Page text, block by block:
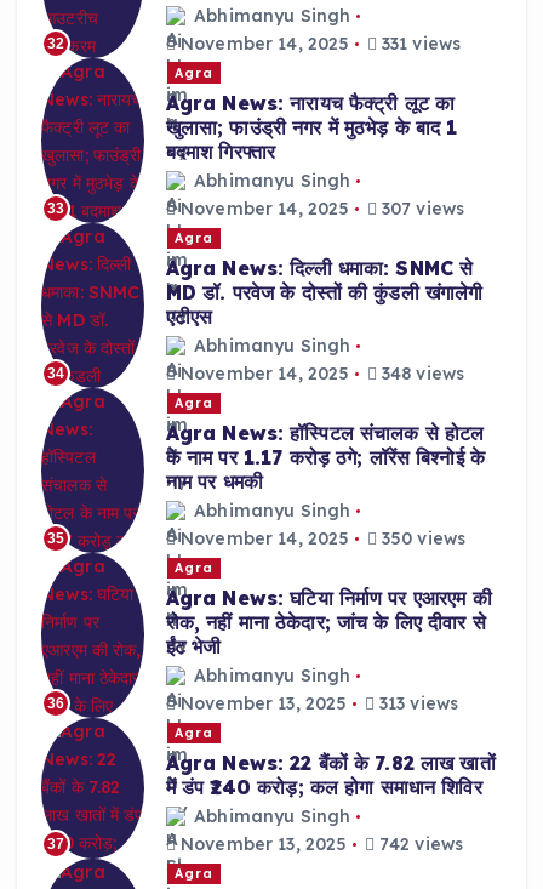
32
Abhimanyu Singh
November 14, 2025
331 views
33
Agra
Agra News: नारायच फैक्ट्री लूट का
खुलासा; फाउंड्री नगर में मुठभेड़ के बाद 1
बदमाश गिरफ्तार
Abhimanyu Singh
November 14, 2025
307 views
34
Agra
Agra News: दिल्ली धमाका: SNMC से
MD डॉ. परवेज के दोस्तों की कुंडली खंगालेगी
एटीएस
Abhimanyu Singh
November 14, 2025
348 views
35
Agra
Agra News: हॉस्पिटल संचालक से होटल
के नाम पर 1.17 करोड़ ठगे; लॉरेंस बिश्नोई के
नाम पर धमकी
Abhimanyu Singh
November 14, 2025
350 views
36
Agra
Agra News: घटिया निर्माण पर एआरएम की
रोक, नहीं माना ठेकेदार; जांच के लिए दीवार से
ईंट भेजी
Abhimanyu Singh
November 13, 2025
313 views
37
Agra
Agra News: 22 बैंकों के 7.82 लाख खातों
में डंप ₹240 करोड़; कल होगा समाधान शिविर
Abhimanyu Singh
November 13, 2025
742 views
Agra